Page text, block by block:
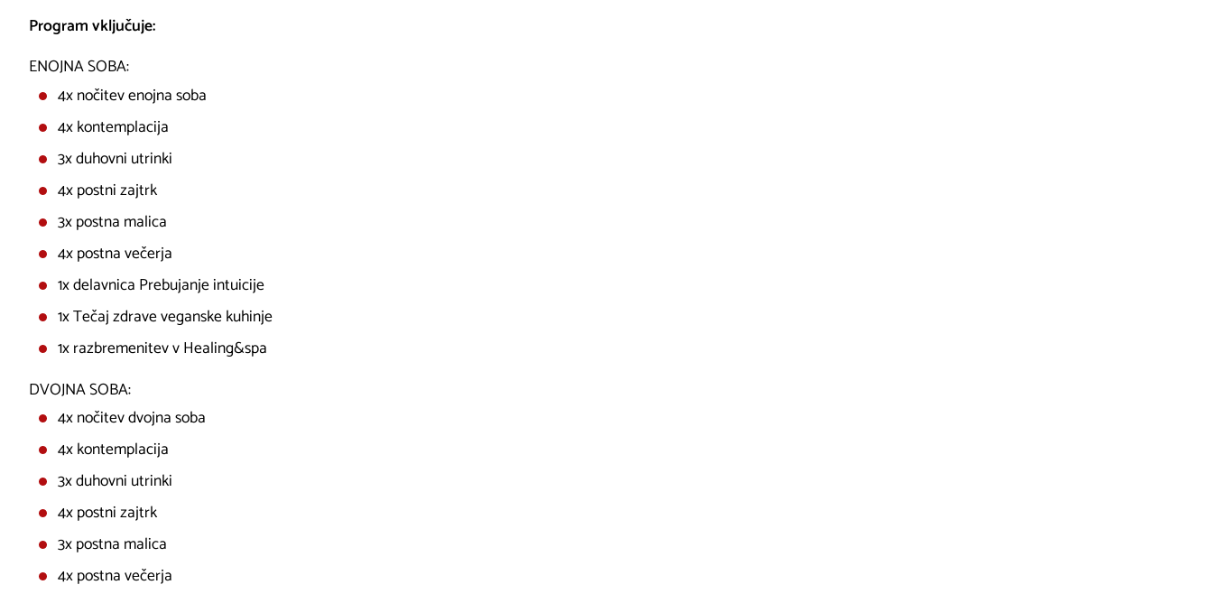
Program vključuje:
ENOJNA SOBA:
4x nočitev enojna soba
4x kontemplacija
3x duhovni utrinki
4x postni zajtrk
3x postna malica
4x postna večerja
1x delavnica Prebujanje intuicije
1x Tečaj zdrave veganske kuhinje
1x razbremenitev v Healing&spa
DVOJNA SOBA:
4x nočitev dvojna soba
4x kontemplacija
3x duhovni utrinki
4x postni zajtrk
3x postna malica
4x postna večerja